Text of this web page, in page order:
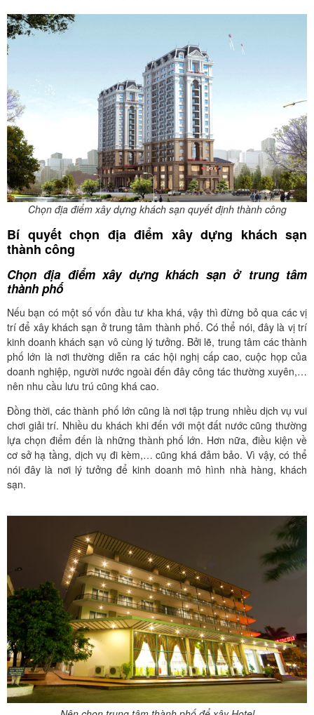
Chọn địa điểm xây dựng khách sạn quyết định thành công
Bí quyết chọn địa điểm xây dựng khách sạn
thành công
Chọn địa điểm xây dựng khách sạn ở trung tâm
thành phố
Nếu bạn có một số vốn đầu tư kha khá, vậy thì đừng bỏ qua các vị
trí để xây khách sạn ở trung tâm thành phố. Có thể nói, đây là vị trí
kinh doanh khách sạn vô cùng lý tưởng. Bởi lẽ, trung tâm các thành
phố lớn là nơi thường diễn ra các hội nghị cấp cao, cuộc họp của
doanh nghiệp, người nước ngoài đến đây công tác thường xuyên,…
nên nhu cầu lưu trú cũng khá cao.
Đồng thời, các thành phố lớn cũng là nơi tập trung nhiều dịch vụ vui
chơi giải trí. Nhiều du khách khi đến với một đất nước cũng thường
lựa chọn điểm đến là những thành phố lớn. Hơn nữa, điều kiện về
cơ sở hạ tầng, dịch vụ đi kèm,… cũng khá đảm bảo. Vì vậy, có thể
nói đây là nơi lý tưởng để kinh doanh mô hình nhà hàng, khách
sạn.